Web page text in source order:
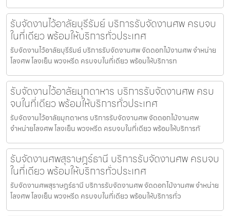
รับจัดงานไว้อาลัยบุรีรัมย์ บริการรับจัดงานศพ ครบจบ
ในที่เดียว พร้อมให้บริการทั่วประเทศ
รับจัดงานไว้อาลัยบุรีรัมย์ บริการรับจัดงานศพ จัดดอกไม้งานศพ จำหน่าย
โลงศพ โลงเย็น พวงหรีด ครบจบในที่เดียว พร้อมให้บริการท
รับจัดงานไว้อาลัยมุกดาหาร บริการรับจัดงานศพ ครบ
จบในที่เดียว พร้อมให้บริการทั่วประเทศ
รับจัดงานไว้อาลัยมุกดาหาร บริการรับจัดงานศพ จัดดอกไม้งานศพ
จำหน่ายโลงศพ โลงเย็น พวงหรีด ครบจบในที่เดียว พร้อมให้บริการทั
รับจัดงานศพสุราษฎร์ธานี บริการรับจัดงานศพ ครบจบ
ในที่เดียว พร้อมให้บริการทั่วประเทศ
รับจัดงานศพสุราษฎร์ธานี บริการรับจัดงานศพ จัดดอกไม้งานศพ จำหน่าย
โลงศพ โลงเย็น พวงหรีด ครบจบในที่เดียว พร้อมให้บริการทั่ว